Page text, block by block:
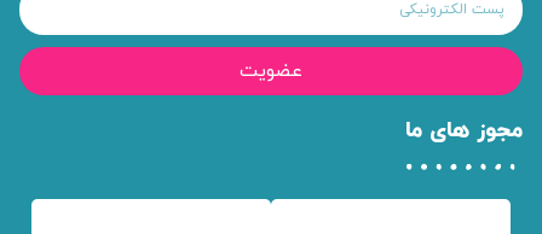
عضویت
مجوز های ما